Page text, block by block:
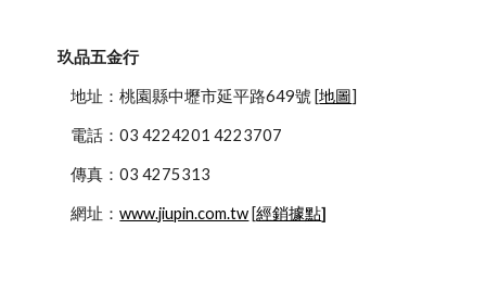
玖品五金行
            地址：桃園縣中壢市延平路649號 [
地圖]
            電話：03 4224201 4223707
            傳真：03 4275313
            網址：
www.jiupin.com.tw [經銷據點]